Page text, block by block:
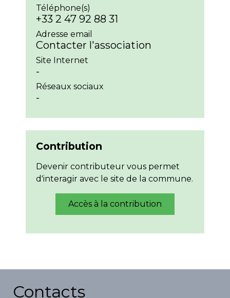
Téléphone(s)
+33 2 47 92 88 31
Adresse email
Contacter l'association
Site Internet
-
Réseaux sociaux
-
Contribution
Devenir contributeur vous permet
d'interagir avec le site de la commune.
Accès à la contribution
Contacts